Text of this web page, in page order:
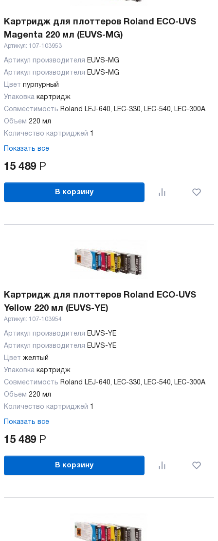
Картридж для плоттеров Roland ECO-UVS
Magenta 220 мл (EUVS-MG)
Артикул: 107-103953
Артикул производителя
EUVS-MG
Артикул производителя
EUVS-MG
Цвет пурпурный
Упаковка картридж
Совместимость Roland LEJ-640, LEC-330, LEC-540, LEC-300А
Объем 220 мл
Количество картриджей
1
Показать все
15 489 Р
В корзину
Картридж для плоттеров Roland ECO-UVS
Yellow 220 мл (EUVS-YE)
Артикул: 107-103954
Артикул производителя
EUVS-YE
Артикул производителя
EUVS-YE
Цвет желтый
Упаковка картридж
Совместимость Roland LEJ-640, LEC-330, LEC-540, LEC-300А
Объем 220 мл
Количество картриджей
1
Показать все
15 489 Р
В корзину